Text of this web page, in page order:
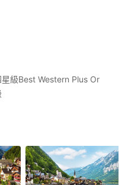
級Best Western Plus Or